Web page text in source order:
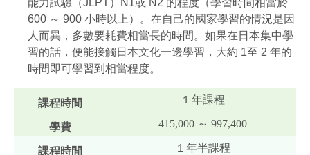
600 ～ 900 小時以上）。在自己的國家學習的情況是因
人而異，多數要耗費相當長的時間。如果在日本集中學
習的話，便能接觸日本文化一邊學習，大約 1至 2 年的
時間即可學習到相當程度。
１年課程
415,000 ～ 997,400
１年半課程